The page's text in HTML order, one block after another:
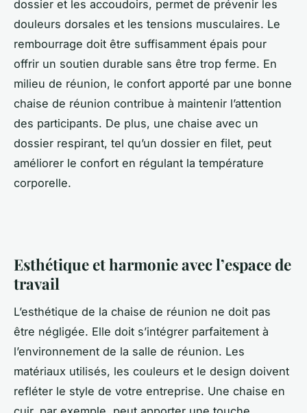
dossier et les accoudoirs, permet de prévenir les
douleurs dorsales et les tensions musculaires. Le
rembourrage doit être suffisamment épais pour
offrir un soutien durable sans être trop ferme. En
milieu de réunion, le confort apporté par une bonne
chaise de réunion contribue à maintenir l’attention
des participants. De plus, une chaise avec un
dossier respirant, tel qu’un dossier en filet, peut
améliorer le confort en régulant la température
corporelle.
Esthétique et harmonie avec l’espace de
travail
L’esthétique de la chaise de réunion ne doit pas
être négligée. Elle doit s’intégrer parfaitement à
l’environnement de la salle de réunion. Les
matériaux utilisés, les couleurs et le design doivent
refléter le style de votre entreprise. Une chaise en